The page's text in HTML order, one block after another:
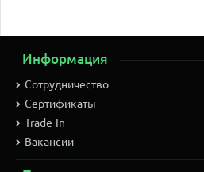
Информация
Сотрудничество
Сертификаты
Trade-In
Вакансии